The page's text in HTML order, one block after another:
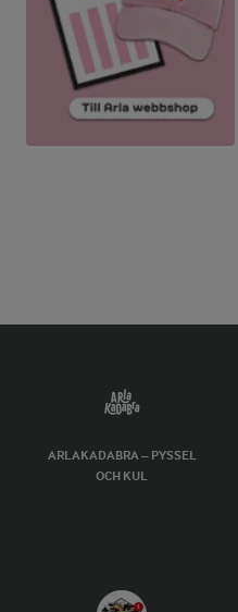
ARLAKADABRA – PYSSEL
OCH KUL